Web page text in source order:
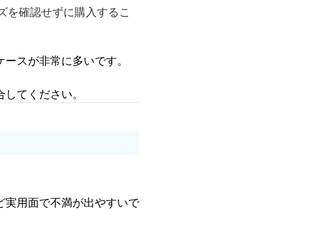
を確認せずに購入するこ
スが非常に多いです。
てください。
実用面で不満が出やすいで